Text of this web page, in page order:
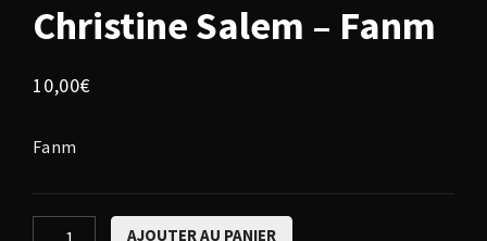
Christine Salem – Fanm
10,00€
Fanm
quantité
AJOUTER AU PANIER